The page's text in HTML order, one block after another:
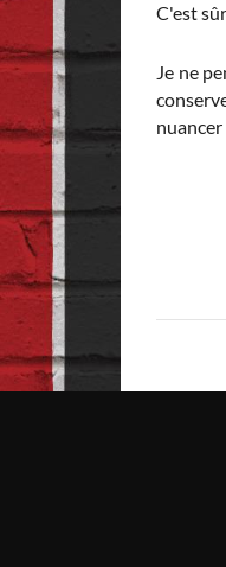
sur le terrain il ne C'est
Je ne